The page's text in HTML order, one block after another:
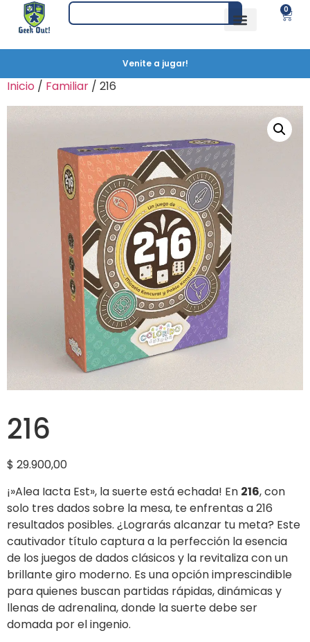
0
Venite a jugar!
Inicio / Familiar / 216
216
$ 29.900,00
¡»Alea Iacta Est», la suerte está echada! En 216, con
solo tres dados sobre la mesa, te enfrentas a 216
resultados posibles. ¿Lograrás alcanzar tu meta? Este
cautivador título captura a la perfección la esencia
de los juegos de dados clásicos y la revitaliza con un
brillante giro moderno. Es una opción imprescindible
para quienes buscan partidas rápidas, dinámicas y
llenas de adrenalina, donde la suerte debe ser
domada por el ingenio.